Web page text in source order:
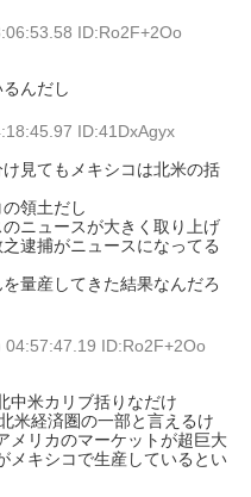
ID:Ro2F+2Oo
んだし
ID:41DxAgyx
見てもメキシコは北米の括
領土だし
ニュースが大きく取り上げ
逮捕がニュースになってる
量産してきた結果なんだろ
04:57:47.19 ID:Ro2F+2Oo
中米カリブ括りなだけ
米経済圏の一部と言えるけ
メリカのマーケットが超巨大
メキシコで生産しているとい